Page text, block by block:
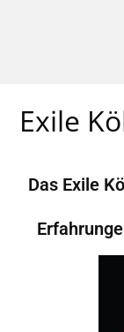
Exile
Das Exile